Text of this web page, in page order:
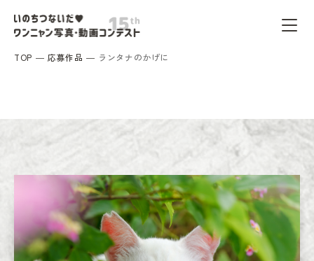
TOP 応募作品 ランタナのかげに